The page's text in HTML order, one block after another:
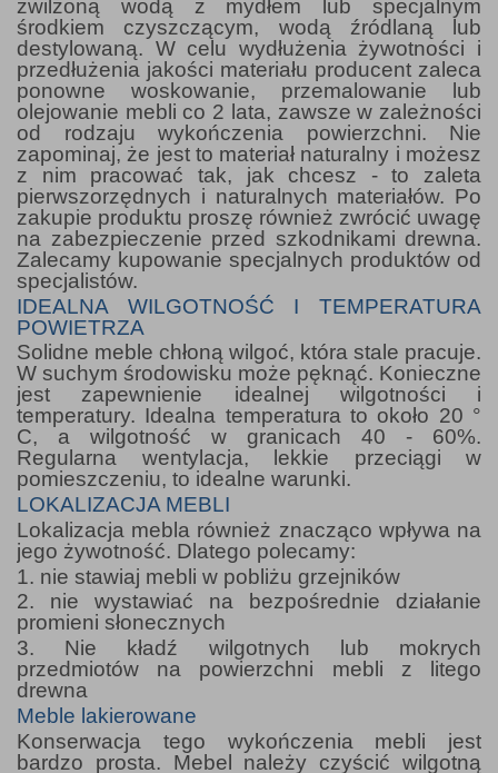
zwilżoną wodą z mydłem lub specjalnym
środkiem czyszczącym, wodą źródlaną lub
destylowaną. W celu wydłużenia żywotności i
przedłużenia jakości materiału producent zaleca
ponowne woskowanie, przemalowanie lub
olejowanie mebli co 2 lata, zawsze w zależności
od rodzaju wykończenia powierzchni. Nie
zapominaj, że jest to materiał naturalny i możesz
z nim pracować tak, jak chcesz - to zaleta
pierwszorzędnych i naturalnych materiałów. Po
zakupie produktu proszę również zwrócić uwagę
na zabezpieczenie przed szkodnikami drewna.
Zalecamy kupowanie specjalnych produktów od
specjalistów.
IDEALNA WILGOTNOŚĆ I TEMPERATURA
POWIETRZA
Solidne meble chłoną wilgoć, która stale pracuje.
W suchym środowisku może pęknąć. Konieczne
jest zapewnienie idealnej wilgotności i
temperatury. Idealna temperatura to około 20 °
C, a wilgotność w granicach 40 - 60%.
Regularna wentylacja, lekkie przeciągi w
pomieszczeniu, to idealne warunki.
LOKALIZACJA MEBLI
Lokalizacja mebla również znacząco wpływa na
jego żywotność. Dlatego polecamy:
1. nie stawiaj mebli w pobliżu grzejników
2. nie wystawiać na bezpośrednie działanie
promieni słonecznych
3. Nie kładź wilgotnych lub mokrych
przedmiotów na powierzchni mebli z litego
drewna
Meble lakierowane
Konserwacja tego wykończenia mebli jest
bardzo prosta. Mebel należy czyścić wilgotną